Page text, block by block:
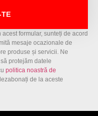
formular, sunteți de acord
mesaje ocazionale de
produse și servicii. Ne
protejăm datele
politica noastră de
de la aceste